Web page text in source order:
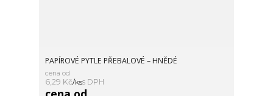
PAPÍROVÉ PYTLE PŘEBALOVÉ – HNĚDÉ
cena od
6,29 Kč/ks